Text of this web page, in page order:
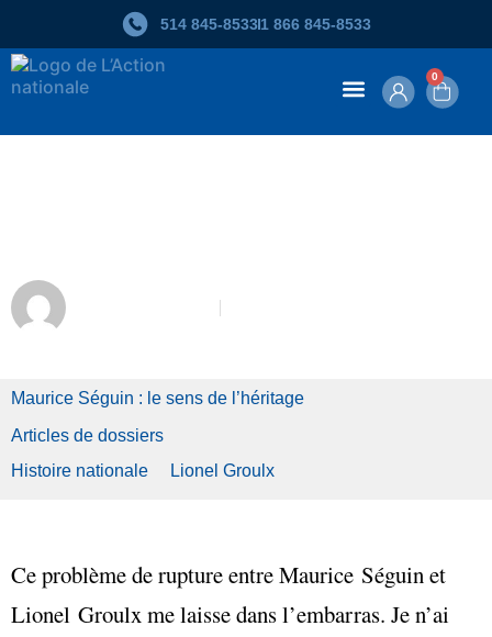
514 845‑85331 866 845‑8533
0
Maurice Séguin : le sens de l’héritage
Articles de dossiers
Histoire nationale
Lionel Groulx
Ce problème de rupture entre Maurice Séguin et
Lionel Groulx me laisse dans l’embarras. Je n’ai